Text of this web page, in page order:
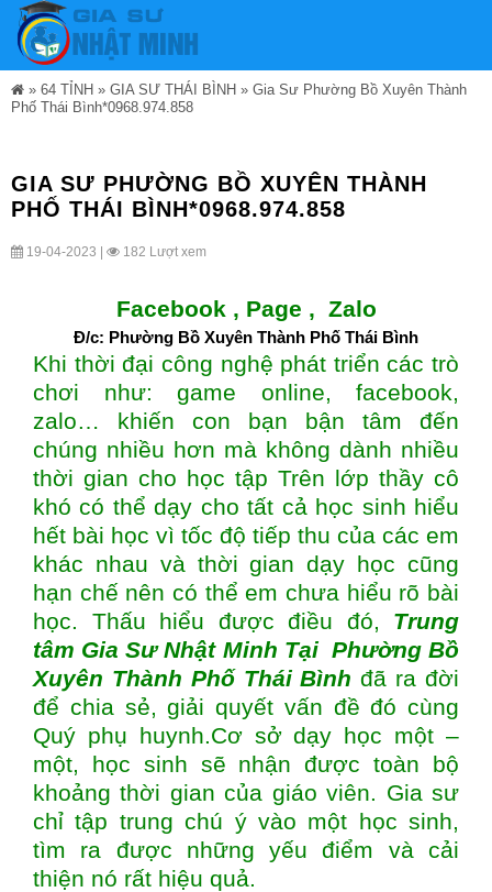
» 64 TỈNH » GIA SƯ THÁI BÌNH » Gia Sư Phường Bồ Xuyên Thành
Phố Thái Bình*0968.974.858
GIA SƯ PHƯỜNG BỒ XUYÊN THÀNH
PHỐ THÁI BÌNH*0968.974.858
19-04-2023 | 182 Lượt xem
Facebook , Page , Zalo
Đ/c: Phường Bồ Xuyên Thành Phố Thái Bình
Khi thời đại công nghệ phát triển các trò
chơi như: game online, facebook,
zalo… khiến con bạn bận tâm đến
chúng nhiều hơn mà không dành nhiều
thời gian cho học tập Trên lớp thầy cô
khó có thể dạy cho tất cả học sinh hiểu
hết bài học vì tốc độ tiếp thu của các em
khác nhau và thời gian dạy học cũng
hạn chế nên có thể em chưa hiểu rõ bài
học. Thấu hiểu được điều đó, Trung
tâm Gia Sư Nhật Minh Tại Phường Bồ
Xuyên Thành Phố Thái Bìnhđã ra đời
để chia sẻ, giải quyết vấn đề đó cùng
Quý phụ huynh.Cơ sở dạy học một –
một, học sinh sẽ nhận được toàn bộ
khoảng thời gian của giáo viên. Gia sư
chỉ tập trung chú ý vào một học sinh,
tìm ra được những yếu điểm và cải
thiện nó rất hiệu quả.